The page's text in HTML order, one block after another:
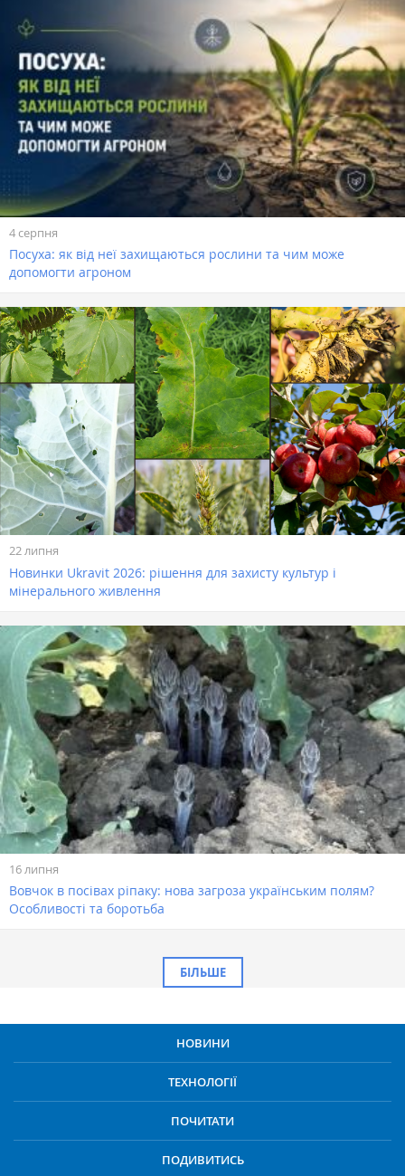
4 серпня
Посуха: як від неї захищаються рослини та чим може
допомогти агроном
22 липня
Новинки Ukravit 2026: рішення для захисту культур і
мінерального живлення
16 липня
Вовчок в посівах ріпаку: нова загроза українським полям?
Особливості та боротьба
БІЛЬШЕ
НОВИНИ
ТЕХНОЛОГІЇ
ПОЧИТАТИ
ПОДИВИТИСЬ